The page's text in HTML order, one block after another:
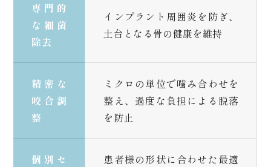
専門的
な細菌
除去
インプラント周囲炎を防ぎ、
土台となる骨の健康を維持
精密な
咬合調
整
ミクロの単位で噛み合わせを
整え、過度な負担による脱落
を防止
個別セ
患者様の形状に合わせた最適